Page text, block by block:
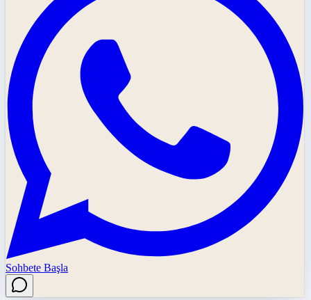
Sohbete Başla